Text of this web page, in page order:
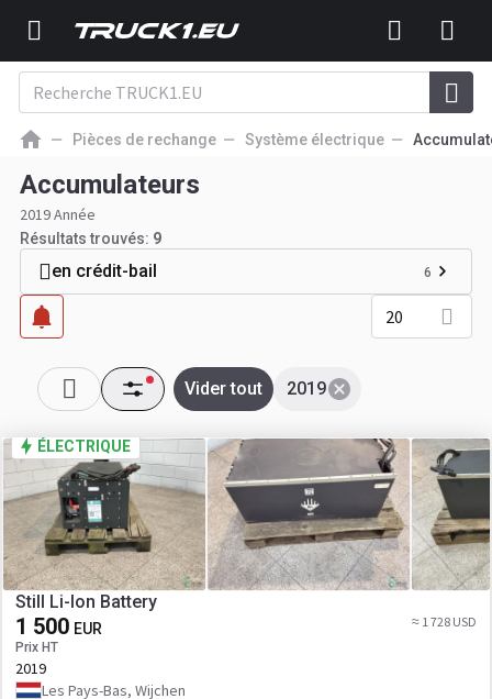
Pièces de rechange Système électrique
Accumulateurs
2019 Année
Résultats trouvés: 9
en crédit-bail 6
20
2019
Vider tout
ÉLECTRIQUE
Still Li-Ion Battery
1 500 EUR
Prix HT
≈ 1 728 USD
2019
Les Pays-Bas, Wijchen